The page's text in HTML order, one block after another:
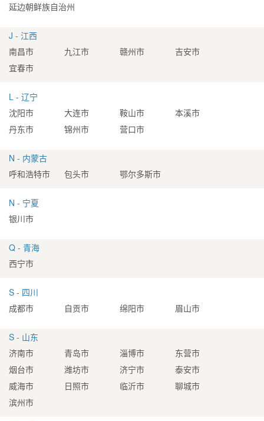
延边朝鲜族自治州
J - 江西
南昌市 九江市 赣州市
吉安市
宜春市
L - 辽宁
沈阳市 大连市 鞍山市
本溪市
丹东市
锦州市 营口市
N - 内蒙古
呼和浩特市 包头市 鄂尔多斯市
N - 宁夏
银川市
Q - 青海
西宁市
S - 四川
成都市 自贡市 绵阳市 眉山市
S - 山东
济南市 青岛市 淄博市
东营市
烟台市
潍坊市 济宁市
泰安市
威海市
日照市 临沂市
聊城市
滨州市